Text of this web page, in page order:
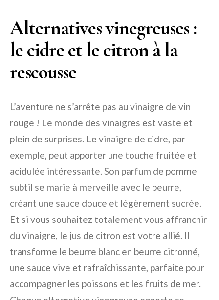
Alternatives vinegreuses :
le cidre et le citron à la
rescousse
L’aventure ne s’arrête pas au vinaigre de vin
rouge ! Le monde des vinaigres est vaste et
plein de surprises. Le vinaigre de cidre, par
exemple, peut apporter une touche fruitée et
acidulée intéressante. Son parfum de pomme
subtil se marie à merveille avec le beurre,
créant une sauce douce et légèrement sucrée.
Et si vous souhaitez totalement vous affranchir
du vinaigre, le jus de citron est votre allié. Il
transforme le beurre blanc en beurre citronné,
une sauce vive et rafraîchissante, parfaite pour
accompagner les poissons et les fruits de mer.